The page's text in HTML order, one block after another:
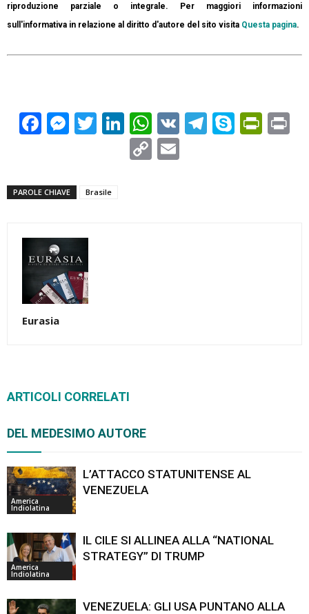
riproduzione parziale o integrale. Per maggiori informazioni
sull'informativa in relazione al diritto d'autore del sito visita Questa pagina.
Facebook
Messenger
TwitterLinkedIn
WhatsApp
VK Telegram
Skype
Copy
PAROLE CHIAVE Brasile
Eurasia
ARTICOLI CORRELATI
DEL MEDESIMO AUTORE
America
Indiolatina
L’ATTACCO STATUNITENSE AL
VENEZUELA
America
Indiolatina
IL CILE SI ALLINEA ALLA “NATIONAL
STRATEGY” DI TRUMP
VENEZUELA: GLI USA PUNTANO ALLA